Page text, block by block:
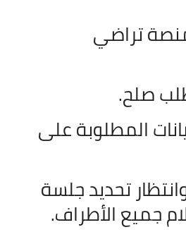
تراضي
صلح.
المطلوبة على
تحديد جلسة
جميع الأطراف.